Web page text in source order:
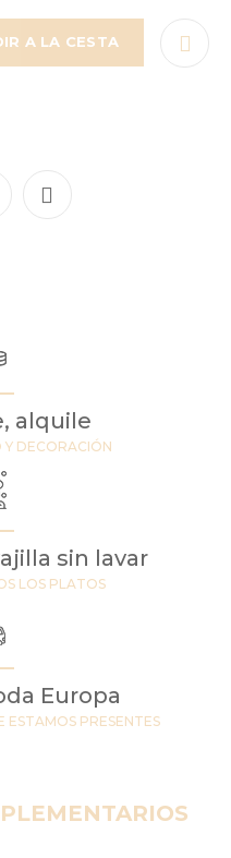
A LA CESTA
alquile
DECORACIÓN
sin lavar
LOS PLATOS
Europa
ESTAMOS PRESENTES